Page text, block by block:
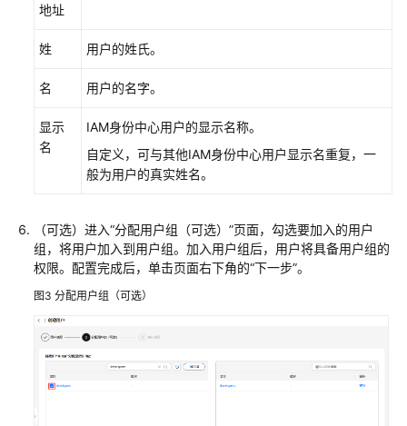
最
实
参
考
下
载
用
产
地址
姓 用户的姓氏。
名 用户的名字。
显示
名
IAM身份中心用户的显示名称。
自定义，可与其他IAM身份中心用户显示名重复，一
般为用户的真实姓名。
（可选）进入“分配用户组（可选）”页面，勾选要加入的用户
组，将用户加入到用户组。加入用户组后，用户将具备用户组的
权限。配置完成后，单击页面右下角的“下一步”。
图3 分配用户组（可选）